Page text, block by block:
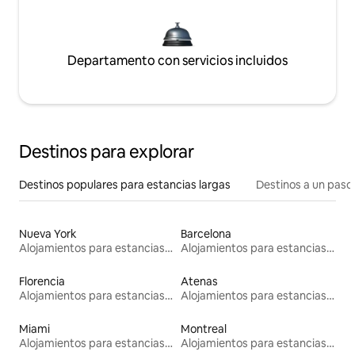
Departamento con servicios incluidos
Destinos para explorar
Destinos populares para estancias largas Destinos a un
Nueva York
Alojamientos para estancias largas
Barcelona
Alojamientos para estancias largas
Florencia
Alojamientos para estancias largas
Atenas
Alojamientos para estancias largas
Miami
Alojamientos para estancias largas
Montreal
Alojamientos para estancias largas